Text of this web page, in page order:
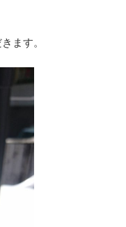
ます。